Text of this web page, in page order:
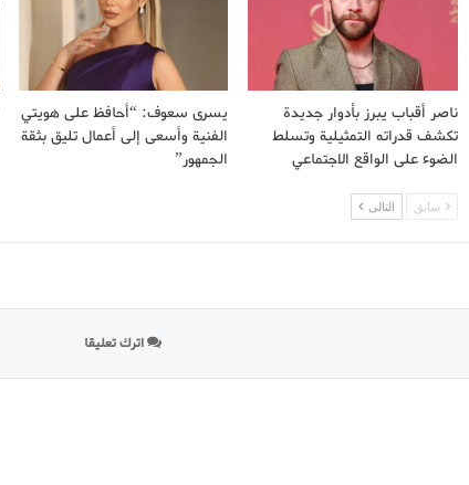
ناصر أقباب يبرز بأدوار جديدة
تكشف قدراته التمثيلية وتسلط
الضوء على الواقع الاجتماعي
يسرى سعوف: “أحافظ على هويتي
الفنية وأسعى إلى أعمال تليق بثقة
الجمهور”
سابق التالى
اترك تعليقا